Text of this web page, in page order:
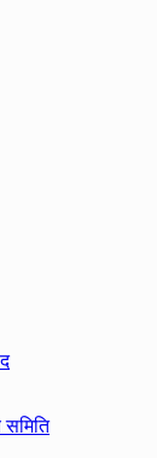
समिति